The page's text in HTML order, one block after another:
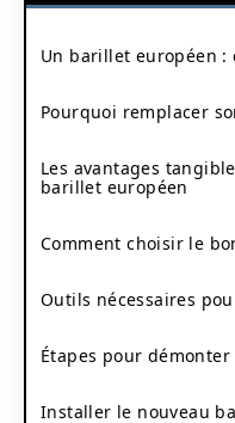
Un barillet européen :
Pourquoi remplacer
Les avantages
barillet européen
Comment choisir le
Outils nécessaires
Étapes pour
Installer le nouveau